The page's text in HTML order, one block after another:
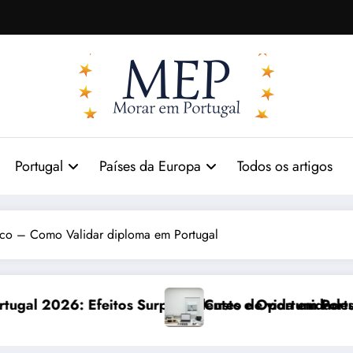
Portugal Países da Europa Todos os artigos
– Como Validar diploma em Portugal
e Oportunidades
de vida em Portugal 2026: impactos reais e